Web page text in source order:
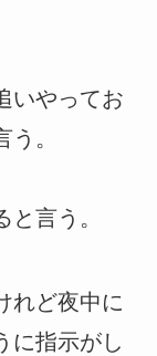
いやってお
。
言う。
れど夜中に
に指示がし